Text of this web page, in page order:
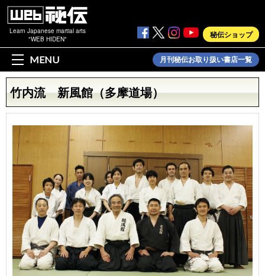
Learn Japanese martial arts
"WEB HIDEN"
秘伝ショップ
MENU 月刊秘伝お取り扱い書店一覧
竹内流 新風館（多摩道場）